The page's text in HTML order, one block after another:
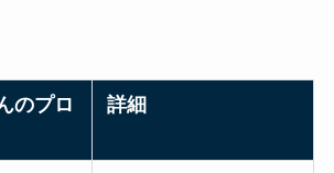
のプロ
詳細